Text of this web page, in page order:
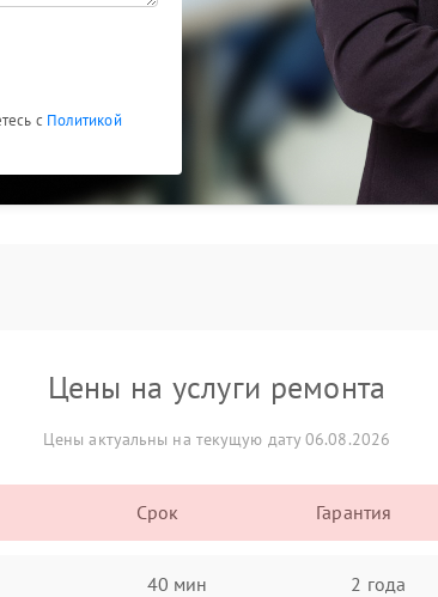
с Политикой
Цены на услуги ремонта
Цены актуальны на текущую дату 06.08.2026
Срок Гарантия
40 мин 2 года